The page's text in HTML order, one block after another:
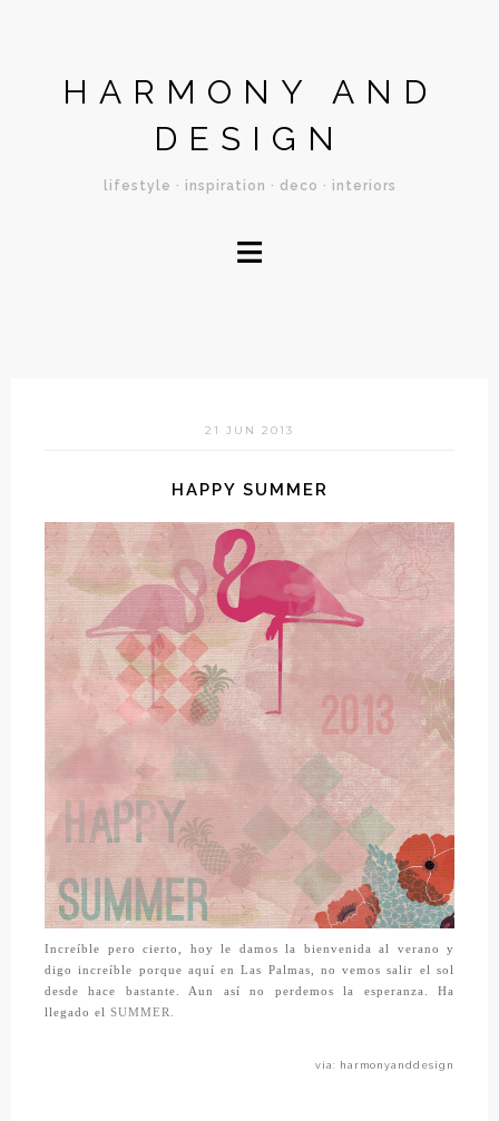
HARMONY AND
DESIGN
lifestyle · inspiration · deco · interiors
≡
21 JUN 2013
HAPPY SUMMER
Increíble pero cierto, hoy le damos la bienvenida al verano y
digo increíble porque aquí en Las Palmas, no vemos salir el sol
desde hace bastante. Aun así no perdemos la esperanza. Ha
llegado el SUMMER.
vía: harmonyanddesign